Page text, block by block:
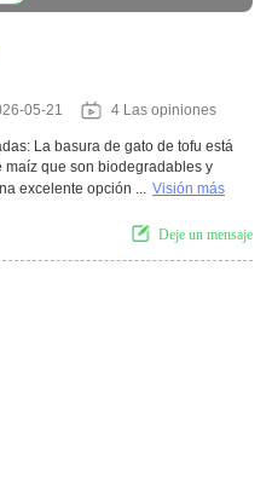
05-21 4 Las opiniones
La basura de gato de tofu está
maíz que son biodegradables y
excelente opción ... Visión más
Deje un mensaje